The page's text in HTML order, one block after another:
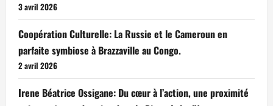
3 avril 2026
Coopération Culturelle: La Russie et le Cameroun en
parfaite symbiose à Brazzaville au Congo.
2 avril 2026
Irene Béatrice Ossigane: Du cœur à l’action, une proximité